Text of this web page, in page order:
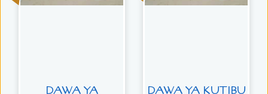
DAWA YA
DAWA YA KUTIBU